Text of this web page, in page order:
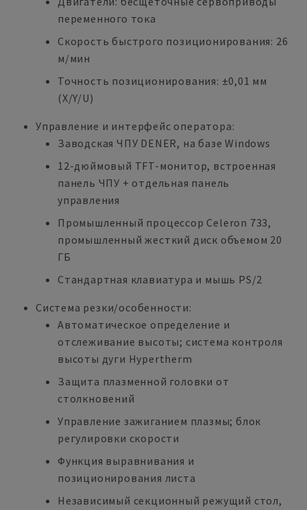
переменного тока
Скорость быстрого позиционирования: 26
м/мин
Точность позиционирования: ±0,01 мм
(X/Y/U)
Управление и интерфейс оператора:
Заводская ЧПУ DENER, на базе Windows
12-дюймовый TFT-монитор, встроенная
панель ЧПУ + отдельная панель
управления
Промышленный процессор Celeron 733,
промышленный жесткий диск объемом 20
ГБ
Стандартная клавиатура и мышь PS/2
Система резки/особенности:
Автоматическое определение и
отслеживание высоты; система контроля
высоты дуги Hypertherm
Защита плазменной головки от
столкновений
Управление зажиганием плазмы; блок
регулировки скорости
Функция выравнивания и
позиционирования листа
Независимый секционный режущий стол,